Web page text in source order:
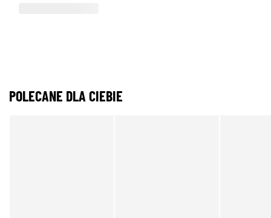
POLECANE DLA CIEBIE